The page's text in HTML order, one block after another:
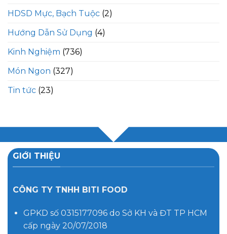
HDSD Mực, Bạch Tuộc (2)
Hướng Dẫn Sử Dụng (4)
Kinh Nghiệm (736)
Món Ngon (327)
Tin tức (23)
GIỚI THIỆU
CÔNG TY TNHH BITI FOOD
GPKD số 0315177096 do Sở KH và ĐT TP HCM
cấp ngày 20/07/2018